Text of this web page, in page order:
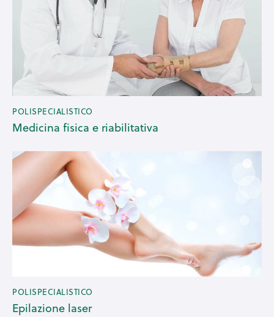
POLISPECIALISTICO
Medicina fisica e riabilitativa
POLISPECIALISTICO
Epilazione laser